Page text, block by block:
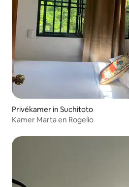
Privékamer in Suchitoto
Kamer Marta en Rogelio